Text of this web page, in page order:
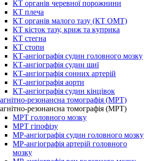
КТ органів черевної порожнини
КТ плеча
КТ органів малого тазу (КТ ОМТ)
КТ кісток тазу, криж та куприка
КТ стегна
КТ стопи
КТ-ангіографія судин головного мозку
КТ-ангіографія судин шиї
КТ-ангіографія сонних артерій
КТ-ангіографія аорти
КТ-ангіографія судин кінцівок
резонансна томографія (МРТ)
резонансна томографія (МРТ)
МРТ головного мозку
МРТ гіпофізу
МР-ангіографія судин головного мозку
МР-ангіографія артерій головного
мозку